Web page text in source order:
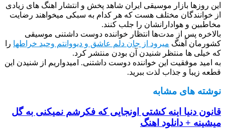
این روزها بازار موسیقی ایران شاهد پخش و انتشار اهنگ های زیادی
از خوانندگان مختلف هست که هر کدام به سبکی میخواهند رضایت
مخاطبین و هوادارانشان را جلب کنند.
بالاخره پس از مدت‌ها انتظار خواننده دوست داشتنی موسیقی
کشورمان آهنگ میرود از جان دلم عاشق و دیووانتم وحید خراطها را
که خیلی ها منتظر شنیدن آن بودن منتشر کرد.
به امید موفقیت این خواننده دوست داشتنی. امیدواریم از شنیدن این
قطعه زیبا و جذاب لذت ببرید.
نوشته های مشابه
قانون دنیا اینه کشتی اونجایی که فکرشم نمیکنی به گل
میشینه + دانلود اهنگ